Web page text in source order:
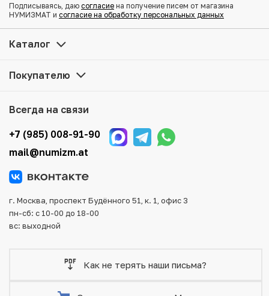
Купить 1 цент 1933 года Гонконг по привлекательной
цене можно в нашем интернет-магазине — Вам
достаточно оформить заказ на сайте. Все монеты,
Для вашего удобства представлены несколько способов
оплаты и доставки заказа. Все отправления надежно и
тщательно упаковываются, что исключает возможность
повреждения во время доставки.
Подписываясь, даю согласие на получение писем от магазина
НУМИЗМАТ и согласие на обработку персональных данных
Каталог
Покупателю
Всегда на связи
+7 (985) 008-91-90
mail@numizm.at
г. Москва, проспект Будённого 51, к. 1, офис 3
пн-сб: с 10-00 до 18-00
вс: выходной
Как не терять наши письма?